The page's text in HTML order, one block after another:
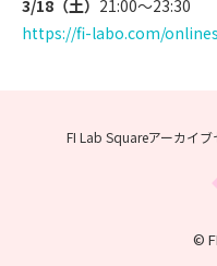
3/18（土） 21:00～23:30
https://fi-labo.com/
FI Lab Squareアーカイブ
©